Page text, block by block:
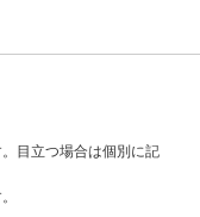
目立つ場合は個別に記